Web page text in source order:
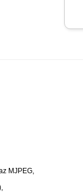
MJPEG,